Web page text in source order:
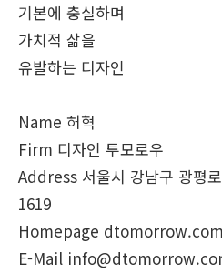
기본에 충실하며
가치적 삶을
유발하는 디자인
Name 허혁
Firm 디자인 투모로우
Address 서울시 강남구 광평
1619
Homepage dtomorrow.com
E-Mail